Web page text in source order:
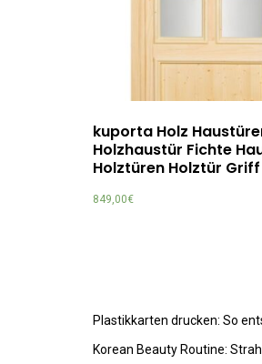
kuporta Holz
Holzhaustür Fichte
Holztüren Holztür Griff
849,00€
Plastikkarten drucken: So
Korean Beauty Routine: